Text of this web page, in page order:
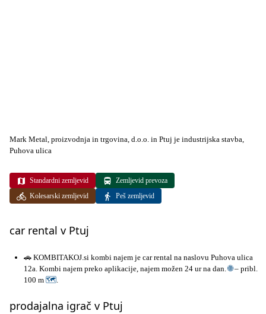
Mark Metal, proizvodnja in trgovina, d.o.o. in Ptuj je industrijska stavba,
Puhova ulica
Standardni zemljevid
Zemljevid prevoza
Kolesarski zemljevid
Peš zemljevid
car rental v Ptuj
🚗 KOMBITAKOJ.si kombi najem je car rental na naslovu Puhova ulica
12a. Kombi najem preko aplikacije, najem možen 24 ur na dan.🌐– pribl.
100 m 🗺
prodajalna igrač v Ptuj